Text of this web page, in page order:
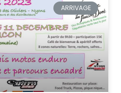
ARRIVAGE